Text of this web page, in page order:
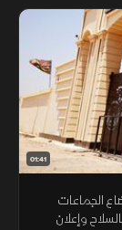
01:41
الجماعات
وإعلان